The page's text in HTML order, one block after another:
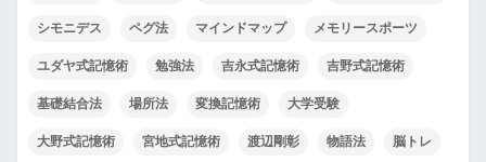
シモニデス ペグ法 マインドマップ メモリースポーツ
ユダヤ式記憶術 勉強法 吉永式記憶術 吉野式記憶術
基礎結合法 場所法 変換記憶術 大学受験
大野式記憶術 宮地式記憶術 渡辺剛彰 物語法 脳トレ